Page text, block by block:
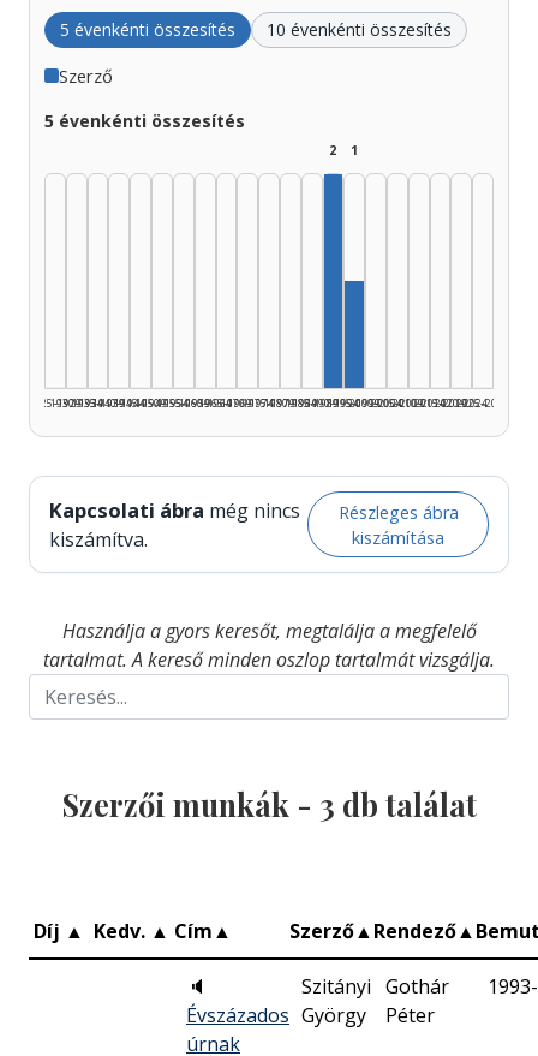
5 évenkénti összesítés 10 évenkénti összesítés
Szerző
5 évenkénti összesítés
1925–1929
1930–1934
1935–1939
1940–1944
1945–1949
1950–1954
1955–1959
1960–1964
1965–1969
1970–1974
1975–1979
1980–1984
1985–1989
2
1990–1994
1
1995–1999
2000–2004
2005–2009
2010–2014
2015–2019
2020–2024
2025–2026
Kapcsolati ábra még nincs
kiszámítva.
Részleges ábra
kiszámítása
Használja a gyors keresőt, megtalálja a megfelelő
tartalmat. A kereső minden oszlop tartalmát vizsgálja.
Szerzői munkák - 3 db találat
Díj ▲ Kedv. ▲ Cím▲ Szerző▲Rendező▲
🔈
Évszázados
úrnak
Szitányi
György
Gothár
Péter